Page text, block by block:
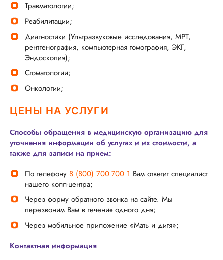
Травматологии;
Реабилитации;
Диагностики (Ультразвуковые исследования, МРТ,
рентгенография, компьютерная томография, ЭКГ,
Эндоскопия);
Стоматологии;
Онкологии;
ЦЕНЫ НА УСЛУГИ
Способы обращения в медицинскую организацию для
уточнения информации об услугах и их стоимости, а
также для записи на прием:
По телефону 8 (800) 700 700 1 Вам ответит специалист
нашего колл-центра;
Через форму обратного звонка на сайте. Мы
перезвоним Вам в течение одного дня;
Через мобильное приложение «Мать и дитя»;
Контактная информация